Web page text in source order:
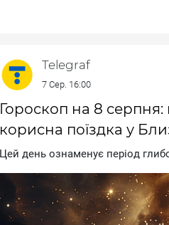
Telegraf
7 Сер. 16:00
Гороскоп на 8
корисна поїздка у
Цeй дeнь oзнaмeнує пepioд